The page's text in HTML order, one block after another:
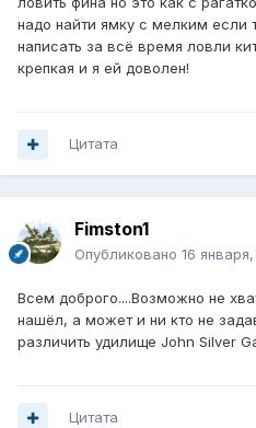
надо найти ямку с мелким если
написать за всё время ловли
крепкая и я ей доволен!
Цитата
Fimston1
Опубликовано 16
Всем доброго....Возможно не
нашёл, а может и ни кто не
различить удилище John Silver
Цитата